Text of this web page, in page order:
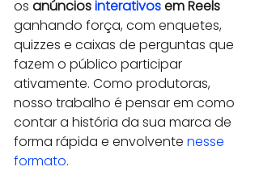
os anúncios interativos em Reels
ganhando força, com enquetes,
quizzes e caixas de perguntas que
fazem o público participar
ativamente. Como produtoras,
nosso trabalho é pensar em como
contar a história da sua marca de
forma rápida e envolvente nesse
formato.